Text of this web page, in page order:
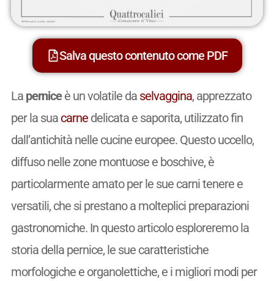
Salva questo contenuto come PDF
La perniceè un volatile da selvaggina, apprezzato
per la sua carnedelicata e saporita, utilizzato fin
dall’antichità nelle cucine europee. Questo uccello,
diffuso nelle zone montuose e boschive, è
particolarmente amato per le sue carni tenere e
versatili, che si prestano a molteplici preparazioni
gastronomiche. In questo articolo esploreremo la
storia della pernice, le sue caratteristiche
morfologiche e organolettiche, e i migliori modi per